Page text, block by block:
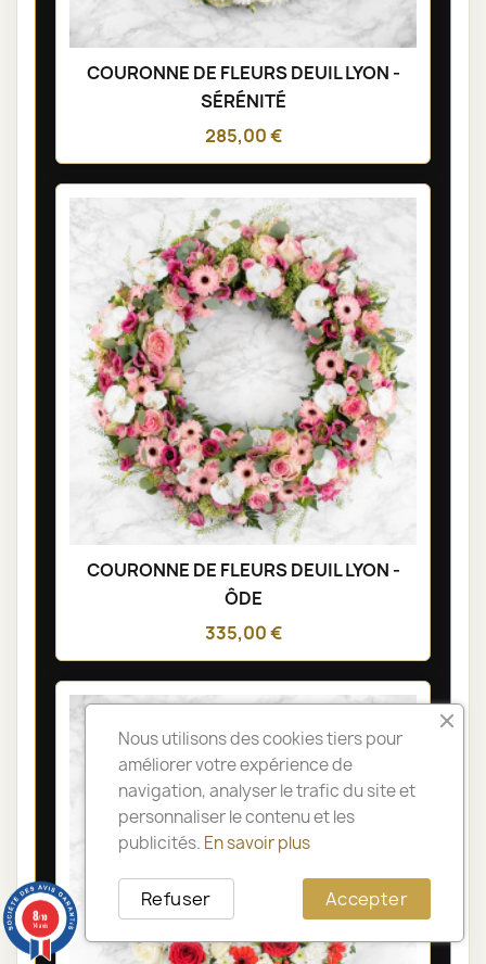
COURONNE DE FLEURS DEUIL LYON -
SÉRÉNITÉ
285,00 €
COURONNE DE FLEURS DEUIL LYON -
ÔDE
335,00 €
Nous utilisons des cookies tiers pour
améliorer votre expérience de
navigation, analyser le trafic du site et
personnaliser le contenu et les
publicités. En savoir plus
Accepter
Refuser
8/10
14 avis